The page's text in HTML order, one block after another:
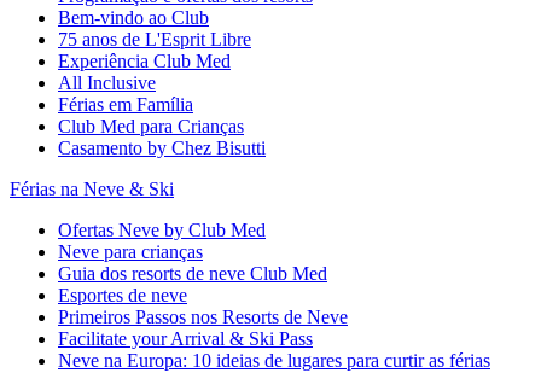
Bem-vindo ao Club
75 anos de L'Esprit Libre
Experiência Club Med
All Inclusive
Férias em Família
Club Med para Crianças
Casamento by Chez Bisutti
Férias na Neve & Ski
Ofertas Neve by Club Med
Neve para crianças
Guia dos resorts de neve Club Med
Esportes de neve
Primeiros Passos nos Resorts de Neve
Facilitate your Arrival & Ski Pass
Neve na Europa: 10 ideias de lugares para curtir as férias